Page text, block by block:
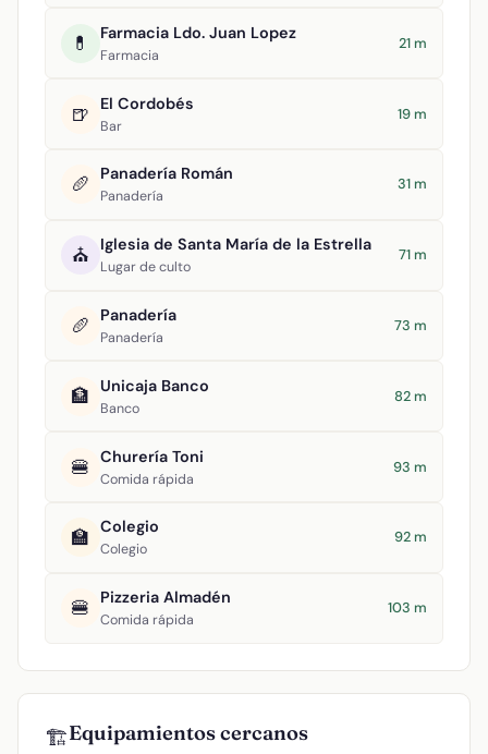
💊 Farmacia Ldo. Juan Lopez
Farmacia
21 m
🍺 El Cordobés
Bar
19 m
🥖 Panadería Román
Panadería
31 m
⛪ Iglesia de Santa María de la Estrella
Lugar de culto
71 m
🥖 Panadería
Panadería
73 m
🏦 Unicaja Banco
Banco
82 m
🍔 Churería Toni
Comida rápida
93 m
🏫 Colegio
Colegio
92 m
🍔 Pizzeria Almadén
Comida rápida
103 m
🏗️Equipamientos cercanos